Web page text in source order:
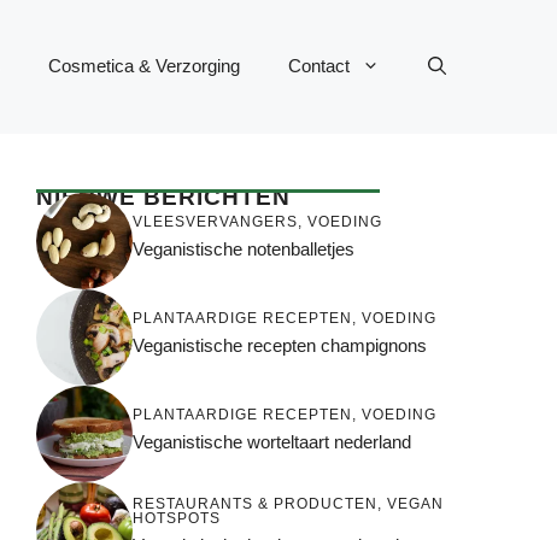
Cosmetica & Verzorging Contact
NIEUWE BERICHTEN
VLEESVERVANGERS, VOEDING
Veganistische notenballetjes
PLANTAARDIGE RECEPTEN , VOEDING
Veganistische recepten champignons
PLANTAARDIGE RECEPTEN , VOEDING
Veganistische worteltaart nederland
RESTAURANTS & PRODUCTEN , VEGAN
HOTSPOTS